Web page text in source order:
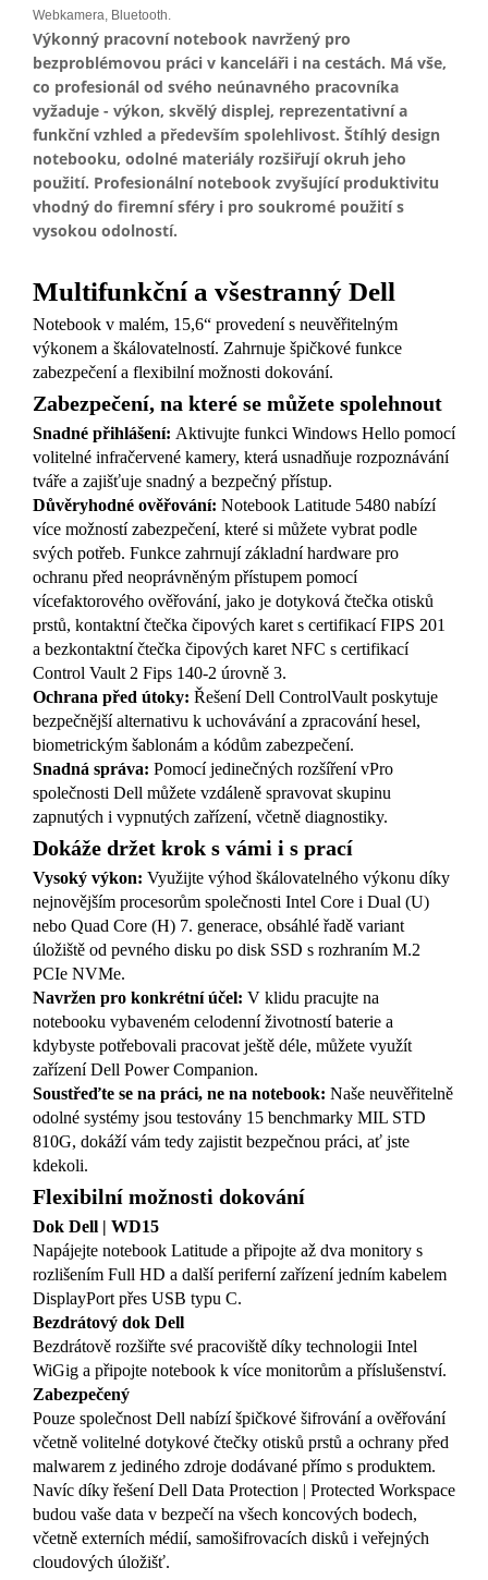
Webkamera, Bluetooth.
Výkonný pracovní notebook navržený pro
bezproblémovou práci v kanceláři i na cestách. Má vše,
co profesionál od svého neúnavného pracovníka
vyžaduje - výkon, skvělý displej, reprezentativní a
funkční vzhled a především spolehlivost. Štíhlý design
notebooku, odolné materiály rozšiřují okruh jeho
použití. Profesionální notebook zvyšující produktivitu
vhodný do firemní sféry i pro soukromé použití s
vysokou odolností.
Multifunkční a všestranný Dell
Notebook v malém, 15,6“ provedení s neuvěřitelným
výkonem a škálovatelností. Zahrnuje špičkové funkce
zabezpečení a flexibilní možnosti dokování.
Zabezpečení, na které se můžete spolehnout
Snadné přihlášení: Aktivujte funkci Windows Hello pomocí
volitelné infračervené kamery, která usnadňuje rozpoznávání
tváře a zajišťuje snadný a bezpečný přístup.
Důvěryhodné ověřování: Notebook Latitude 5480 nabízí
více možností zabezpečení, které si můžete vybrat podle
svých potřeb. Funkce zahrnují základní hardware pro
ochranu před neoprávněným přístupem pomocí
vícefaktorového ověřování, jako je dotyková čtečka otisků
prstů, kontaktní čtečka čipových karet s certifikací FIPS 201
a bezkontaktní čtečka čipových karet NFC s certifikací
Control Vault 2 Fips 140-2 úrovně 3.
Ochrana před útoky: Řešení Dell ControlVault poskytuje
bezpečnější alternativu k uchovávání a zpracování hesel,
biometrickým šablonám a kódům zabezpečení.
Snadná správa: Pomocí jedinečných rozšíření vPro
společnosti Dell můžete vzdáleně spravovat skupinu
zapnutých i vypnutých zařízení, včetně diagnostiky.
Dokáže držet krok s vámi i s prací
Vysoký výkon: Využijte výhod škálovatelného výkonu díky
nejnovějším procesorům společnosti Intel Core i Dual (U)
nebo Quad Core (H) 7. generace, obsáhlé řadě variant
úložiště od pevného disku po disk SSD s rozhraním M.2
PCIe NVMe.
Navržen pro konkrétní účel: V klidu pracujte na
notebooku vybaveném celodenní životností baterie a
kdybyste potřebovali pracovat ještě déle, můžete využít
zařízení Dell Power Companion.
Soustřeďte se na práci, ne na notebook: Naše neuvěřitelně
odolné systémy jsou testovány 15 benchmarky MIL STD
810G, dokáží vám tedy zajistit bezpečnou práci, ať jste
kdekoli.
Flexibilní možnosti dokování
Dok Dell | WD15
Napájejte notebook Latitude a připojte až dva monitory s
rozlišením Full HD a další periferní zařízení jedním kabelem
DisplayPort přes USB typu C.
Bezdrátový dok Dell
Bezdrátově rozšiřte své pracoviště díky technologii Intel
WiGig a připojte notebook k více monitorům a příslušenství.
Zabezpečený
Pouze společnost Dell nabízí špičkové šifrování a ověřování
včetně volitelné dotykové čtečky otisků prstů a ochrany před
malwarem z jediného zdroje dodávané přímo s produktem.
Navíc díky řešení Dell Data Protection | Protected Workspace
budou vaše data v bezpečí na všech koncových bodech,
včetně externích médií, samošifrovacích disků i veřejných
cloudových úložišť.